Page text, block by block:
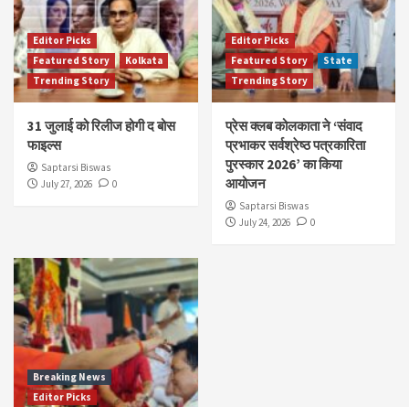
Editor Picks
Featured Story
Kolkata
Trending Story
31 जुलाई को रिलीज होगी द बोस
फाइल्स
Saptarsi Biswas
July 27, 2026
0
Editor Picks
Featured Story
State
Trending Story
प्रेस क्लब कोलकाता ने ‘संवाद
प्रभाकर सर्वश्रेष्ठ पत्रकारिता
पुरस्कार 2026’ का किया
आयोजन
Saptarsi Biswas
July 24, 2026
0
Breaking News
Editor Picks